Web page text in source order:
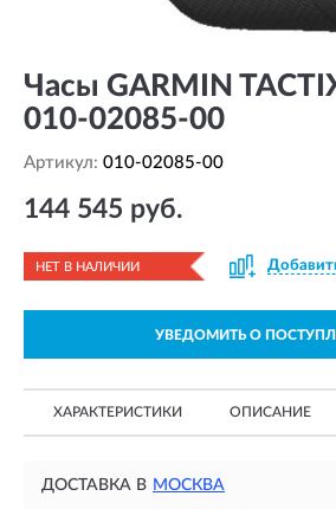
Часы GARMIN
010-02085-00
Артикул: 010-02085-00
144 545 руб.
НЕТ В НАЛИЧИИ
УВЕДОМИТЬ О
ХАРАКТЕРИСТИКИ ОПИСАНИЕ
ДОСТАВКА В МОСКВА